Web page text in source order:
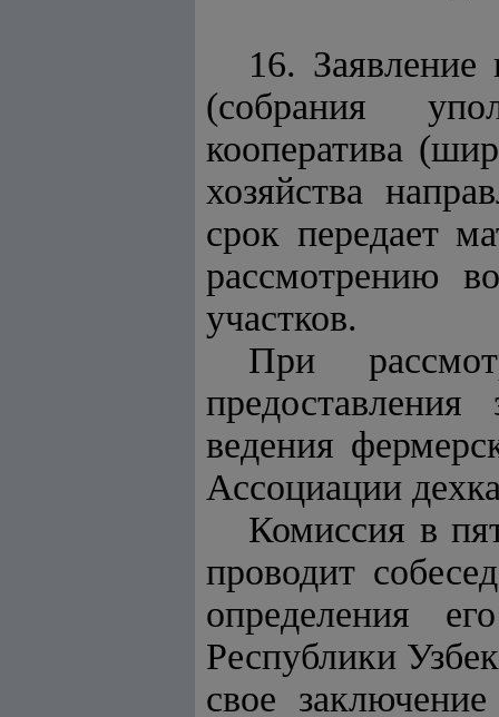
16.
(собрания
кооператива
хозяйства
срок передает
рассмотрению
участков.
При
ведения
Ассоциации
Комиссия в
проводит
определения
Республики
свое